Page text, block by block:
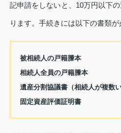
記申請をしないと、10万円以下
ります。手続きには以下の書類が
被相続人の戸籍謄本
相続人全員の戸籍謄本
遺産分割協議書（相続人が複数い
固定資産評価証明書